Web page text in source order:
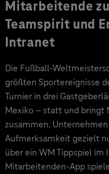
Mitarbeitende
Teamspirit und
Intranet
Die Fußball-
größten Sportereignisse
Turnier in drei
Mexiko – statt und bringt
zusammen.
Aufmerksamkeit gezielt
über ein WM Tippspiel im
Mitarbeitenden-App